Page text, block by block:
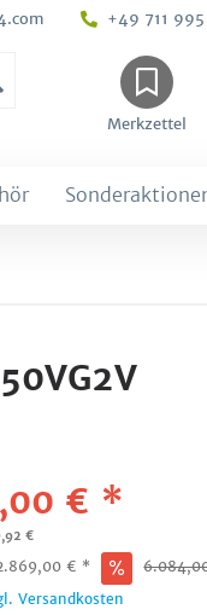
+49 711
Merkzettel
€ *
€
€ *
Versandkosten